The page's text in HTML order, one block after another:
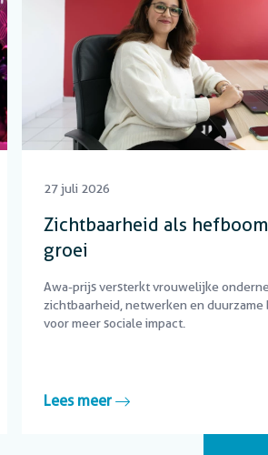
27 juli 2026
Zichtbaarheid als
groei
Awa-prijs versterkt vrouwelijke
zichtbaarheid, netwerken en duurzame
voor meer sociale impact.
Lees meer